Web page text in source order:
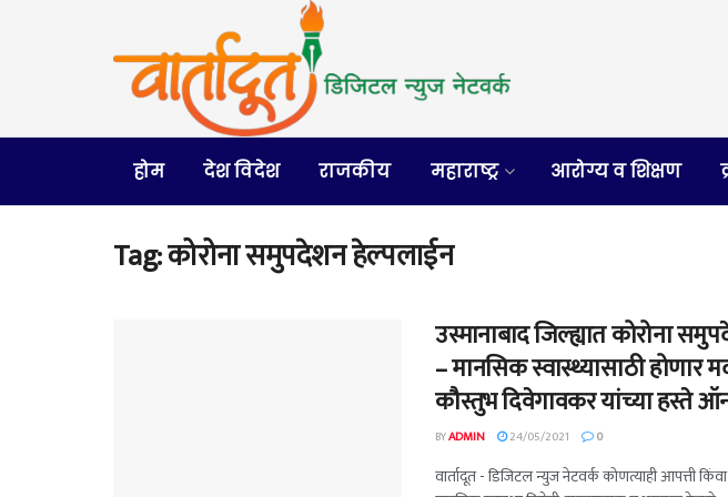
होम देश विदेश राजकीय महाराष्ट्र आरोग्य व शिक्षण
Tag:कोरोना समुपदेशन हेल्पलाईन
उस्मानाबाद जिल्ह्यात कोरोना
– मानसिक स्वास्थ्यासाठी होणार
कौस्तुभ दिवेगावकर यांच्या हस्ते
BYADMIN 24/05/2021 0
वार्तादूत - डिजिटल न्युज नेटवर्क कोणत्याही आपत्ती